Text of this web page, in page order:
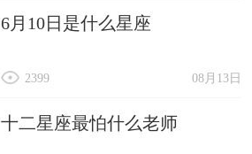
6月10日是什么星座
08月13日
2399
十二星座最怕什么老师